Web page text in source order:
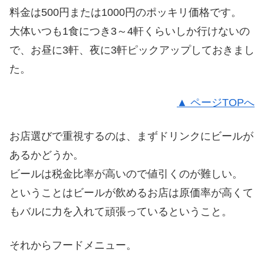
料金は500円または1000円のポッキリ価格です。
大体いつも1食につき3～4軒くらいしか行けないの
で、お昼に3軒、夜に3軒ピックアップしておきまし
た。
▲ ページTOPへ
お店選びで重視するのは、まずドリンクにビールが
あるかどうか。
ビールは税金比率が高いので値引くのが難しい。
ということはビールが飲めるお店は原価率が高くて
もバルに力を入れて頑張っているということ。
それからフードメニュー。